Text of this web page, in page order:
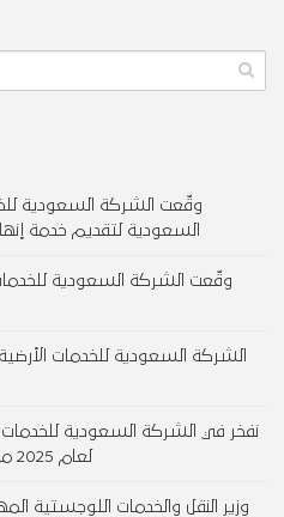
وقّعت الشركة السعودية
السعودية لتقديم خدمة
وقّعت الشركة السعودية
الشركة السعودية للخدمات
نفخر في الشركة السعودية للخدمات
لعام 2025 من وزارة النقل والخدمات اللوجستية
وزير النقل والخدمات اللوجستية